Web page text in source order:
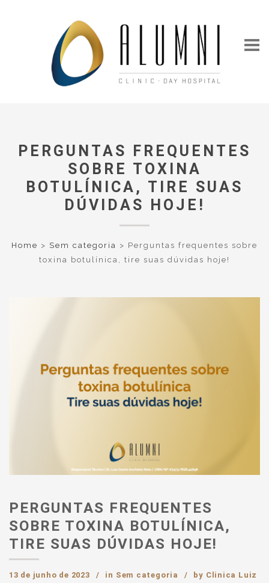
PERGUNTAS FREQUENTES
SOBRE TOXINA
BOTULÍNICA, TIRE SUAS
DÚVIDAS HOJE!
Home > Sem categoria > Perguntas frequentes sobre
toxina botulínica, tire suas dúvidas hoje!
PERGUNTAS FREQUENTES
SOBRE TOXINA BOTULÍNICA,
TIRE SUAS DÚVIDAS HOJE!
13 de junho de 2023 in Sem categoria by Clinica Luiz